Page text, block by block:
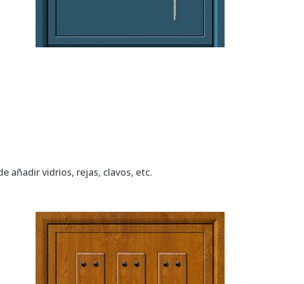
añadir vidrios, rejas, clavos, etc.